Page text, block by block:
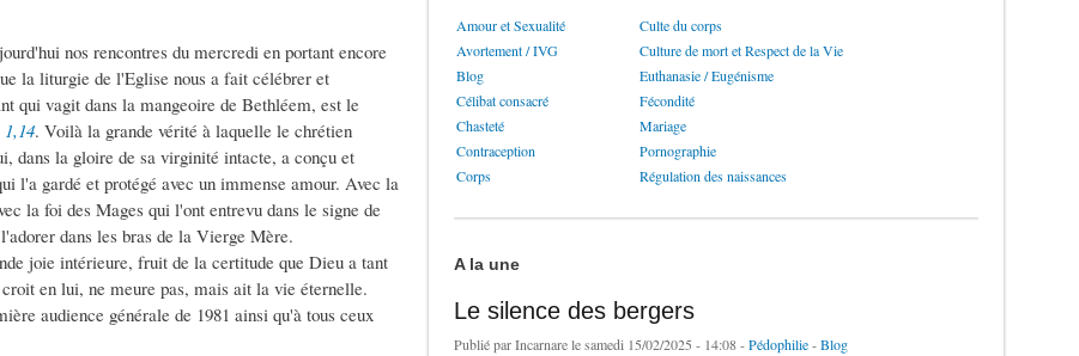
nos rencontres du mercredi en portant encore
la liturgie de l'Eglise nous a fait célébrer et
qui vagit dans la mangeoire de Bethléem, est le
1,14. Voilà la grande vérité à laquelle le chrétien
dans la gloire de sa virginité intacte, a conçu et
l'a gardé et protégé avec un immense amour. Avec la
la foi des Mages qui l'ont entrevu dans le signe de
dans les bras de la Vierge Mère.
joie intérieure, fruit de la certitude que Dieu a tant
en lui, ne meure pas, mais ait la vie éternelle.
audience générale de 1981 ainsi qu'à tous ceux
Amour et Sexualité
Culte du corps
Avortement / IVG
Culture de mort et Respect de la Vie
Blog
Euthanasie / Eugénisme
Célibat consacré
Fécondité
Chasteté
Mariage
Contraception
Pornographie
Corps
Régulation des naissances
A la une
Le silence des bergers
Publié parIncarnarele samedi 15/02/2025 - 14:08 -Pédophilie-Blog